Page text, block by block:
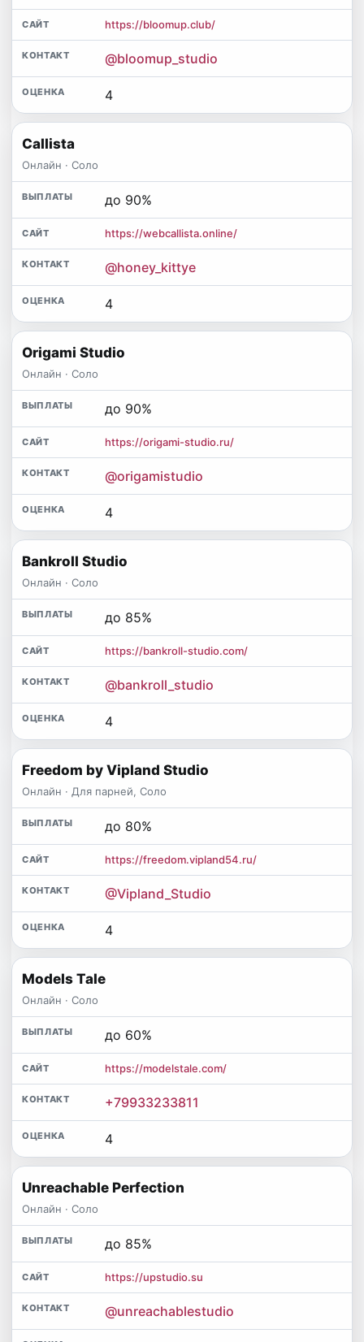
https://bloomup.club/
@bloomup_studio
4
Callista
Онлайн · Соло
до 90%
https://webcallista.online/
@honey_kittye
4
Origami Studio
Онлайн · Соло
до 90%
https://origami-studio.ru/
@origamistudio
4
Bankroll Studio
Онлайн · Соло
до 85%
https://bankroll-studio.com/
@bankroll_studio
4
Freedom by Vipland Studio
Онлайн · Для парней, Соло
до 80%
https://freedom.vipland54.ru/
@Vipland_Studio
4
Models Tale
Онлайн · Соло
до 60%
https://modelstale.com/
+79933233811
4
Unreachable Perfection
Онлайн · Соло
до 85%
https://upstudio.su
@unreachablestudio